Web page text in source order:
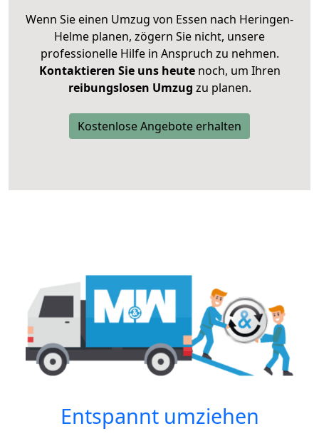
Wenn Sie einen Umzug von Essen nach Heringen-
Helme planen, zögern Sie nicht, unsere
professionelle Hilfe in Anspruch zu nehmen.
Kontaktieren Sie uns heutenoch, um Ihren
reibungslosen Umzug zu planen.
Kostenlose Angebote erhalten
Entspannt umziehen